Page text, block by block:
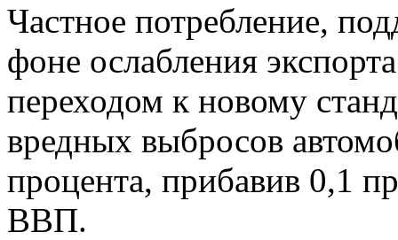
Частное потребление,
фоне ослабления
переходом к новому
вредных выбросов
процента, прибавив 0,1
ВВП.